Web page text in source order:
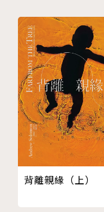
1967年生於臺灣嘉
吳鳳科技大學通識
三先生思想薰陶，
學。近年來主要研
象，對儒家氣學、
趣。著作有《靜坐
究》、《明清文學
一、前言：為什麼
二、體用論：張載
三、從張載重「氣
四、「闢佛老」下
五、結語
第三章 「太虛」
的倫理關懷與存有
一、前言
二、「太虛」概念的
三、張載氣學與《
四、「一心」還是
背離親緣（上）